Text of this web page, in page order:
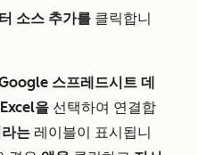
소스 추가를 클릭합니
스프레드시트 데
을 선택하여 연결합
는 레이블이 표시됩니